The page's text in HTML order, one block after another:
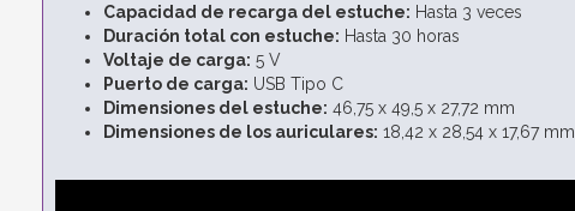
Capacidad de recarga del estuche: Hasta 3 veces
Duración total con estuche: Hasta 30 horas
Voltaje de carga: 5 V
Puerto de carga: USB Tipo C
Dimensiones del estuche: 46,75 x 49,5 x 27,72 mm
Dimensiones de los auriculares: 18,42 x 28,54 x 17,67 mm